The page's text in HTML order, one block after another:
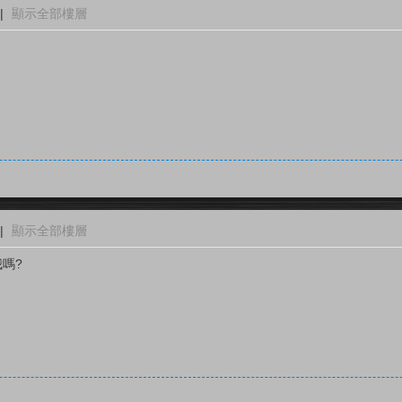
| 顯示全部樓層
| 顯示全部樓層
嗎?